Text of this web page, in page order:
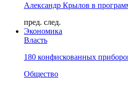
Александр Крылов в
пред. след.
Экономика
Власть
180 конфискованных
Общество